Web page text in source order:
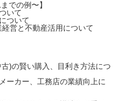
での例〜】
いて
ついて
営と不動産活用について
)の賢い購入、目利き方法につ
ーカー、工務店の業績向上に